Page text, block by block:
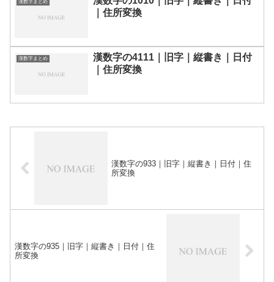
漢数字まとめ
｜住所変換
漢数字まとめ
漢数字の4111｜旧字｜縦書き｜日付
｜住所変換
漢数字の933｜旧字｜縦書き｜日付｜住
所変換
漢数字の935｜旧字｜縦書き｜日付｜住
所変換